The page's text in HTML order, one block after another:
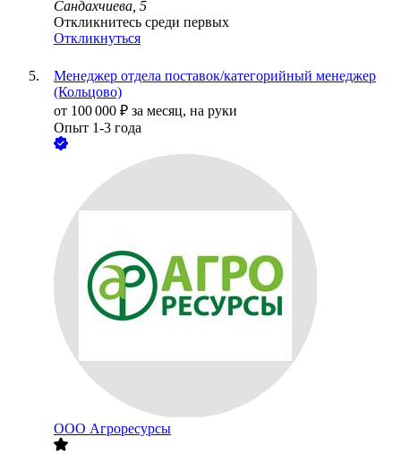
Сандахчиева, 5
Откликнитесь среди первых
Откликнуться
Менеджер отдела поставок/категорийный менеджер
(Кольцово)
от 100 000 ₽ за месяц, на руки
Опыт 1-3 года
ООО Агроресурсы